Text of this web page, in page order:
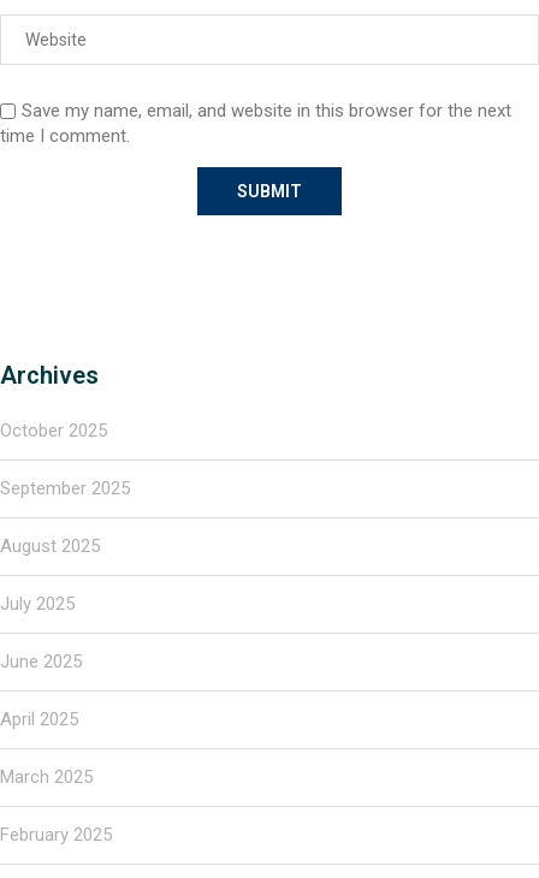
Save my name, email, and website in this browser for the next
time I comment.
Archives
October 2025
September 2025
August 2025
July 2025
June 2025
April 2025
March 2025
February 2025